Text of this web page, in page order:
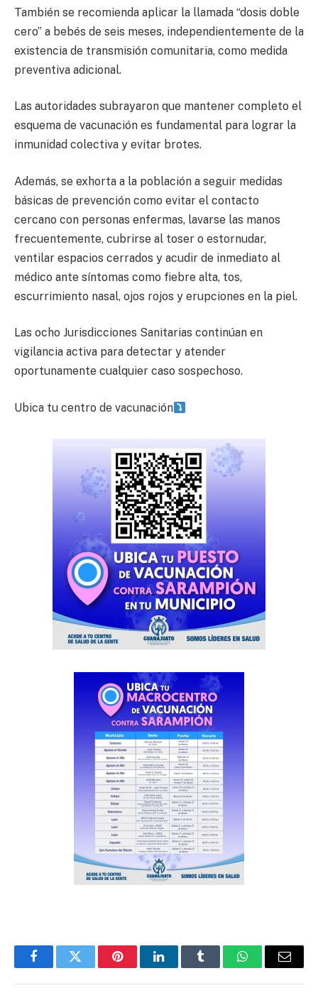
También se recomienda aplicar la llamada “dosis doble
cero” a bebés de seis meses, independientemente de la
existencia de transmisión comunitaria, como medida
preventiva adicional.
Las autoridades subrayaron que mantener completo el
esquema de vacunación es fundamental para lograr la
inmunidad colectiva y evitar brotes.
Además, se exhorta a la población a seguir medidas
básicas de prevención como evitar el contacto
cercano con personas enfermas, lavarse las manos
frecuentemente, cubrirse al toser o estornudar,
ventilar espacios cerrados y acudir de inmediato al
médico ante síntomas como fiebre alta, tos,
escurrimiento nasal, ojos rojos y erupciones en la piel.
Las ocho Jurisdicciones Sanitarias continúan en
vigilancia activa para detectar y atender
oportunamente cualquier caso sospechoso.
Ubica tu centro de vacunación
FacebookTwitter PinterestLinkedInTumblr WhatsAppEmail